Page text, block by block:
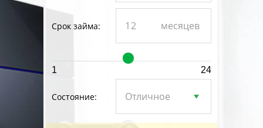
Срок займа:
1 24
Состояние: